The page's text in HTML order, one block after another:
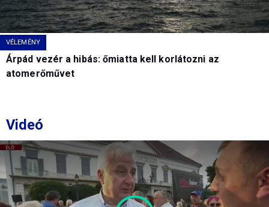
VÉLEMÉNY
Árpád vezér a hibás: őmiatta kell korlátozni az
atomerőművet
Videó